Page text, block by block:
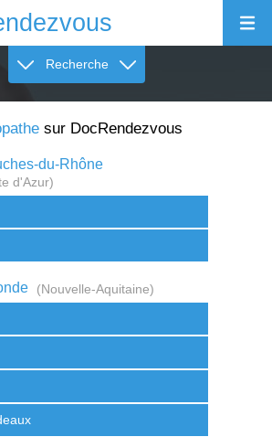
Recherche
sur DocRendezvous
du-Rhône
d'Azur)
(Nouvelle-Aquitaine)